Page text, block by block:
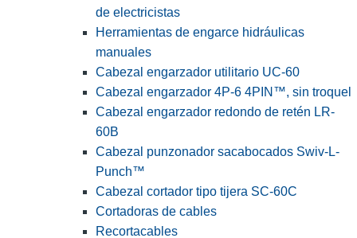
de electricistas
Herramientas de engarce hidráulicas
manuales
Cabezal engarzador utilitario UC-60
Cabezal engarzador 4P-6 4PIN™, sin troquel
Cabezal engarzador redondo de retén LR-
60B
Cabezal punzonador sacabocados Swiv-L-
Punch™
Cabezal cortador tipo tijera SC-60C
Cortadoras de cables
Recortacables